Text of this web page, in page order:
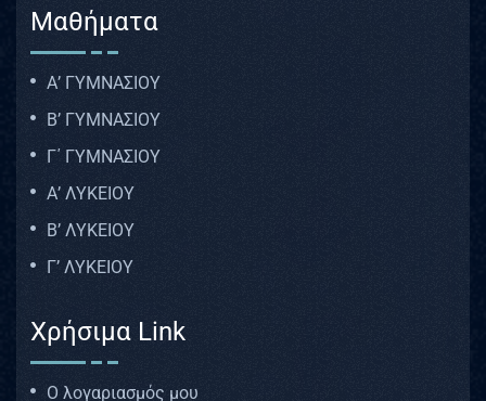
Μαθήματα
Α’ ΓΥΜΝΑΣΙΟΥ
Β’ ΓΥΜΝΑΣΙΟΥ
Γ΄ ΓΥΜΝΑΣΙΟΥ
Α’ ΛΥΚΕΙΟΥ
Β’ ΛΥΚΕΙΟΥ
Γ’ ΛΥΚΕΙΟΥ
Χρήσιμα Link
Ο λογαριασμός μου